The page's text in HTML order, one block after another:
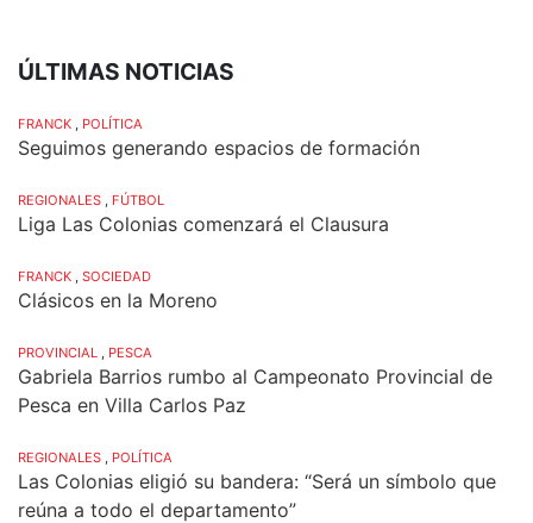
ÚLTIMAS NOTICIAS
FRANCK , POLÍTICA
Seguimos generando espacios de formación
REGIONALES , FÚTBOL
Liga Las Colonias comenzará el Clausura
FRANCK , SOCIEDAD
Clásicos en la Moreno
PROVINCIAL , PESCA
Gabriela Barrios rumbo al Campeonato Provincial de
Pesca en Villa Carlos Paz
REGIONALES , POLÍTICA
Las Colonias eligió su bandera: “Será un símbolo que
reúna a todo el departamento”